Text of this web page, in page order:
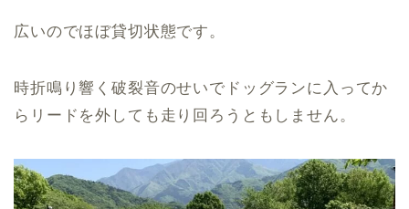
広いのでほぼ貸切状態です。
時折鳴り響く破裂音のせいでドッグランに入ってか
らリードを外しても走り回ろうともしません。